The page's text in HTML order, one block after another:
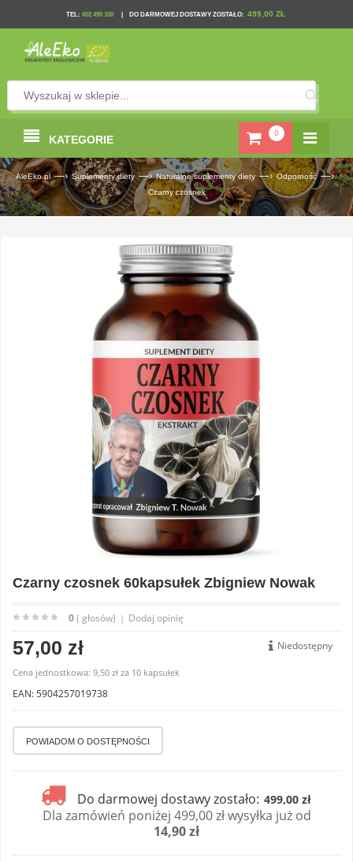
TEL: 602 490 100 DO DARMOWEJ DOSTAWY ZOSTAŁO: 499,00 ZŁ
0
KATEGORIE
AleEko.pl —› Suplementy diety —› Naturalne suplementy diety —› Odporność —›
Czarny czosnek
Czarny czosnek 60kapsułek Zbigniew Nowak
0( głosów) | Dodaj opinię
57,00 zł
Cena jednostkowa: 9,50 zł za 10 kapsułek
EAN: 5904257019738
Do darmowej dostawy zostało: 499,00 zł
Dla zamówień poniżej 499,00 zł wysyłka już od
14,90 zł
Niedostępny